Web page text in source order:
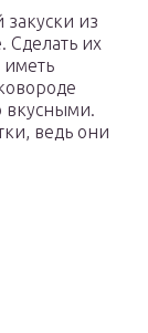
из
Сделать их
иметь
вкусными.
ведь они